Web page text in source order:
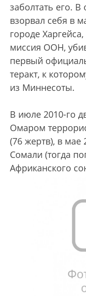
заболтать его.
взорвал себя в
городе
миссия ООН,
первый
теракт, к
из Миннесоты.
В июле 2010-го
Омаром
(76 жертв), в
Сомали (тогда
Африканского